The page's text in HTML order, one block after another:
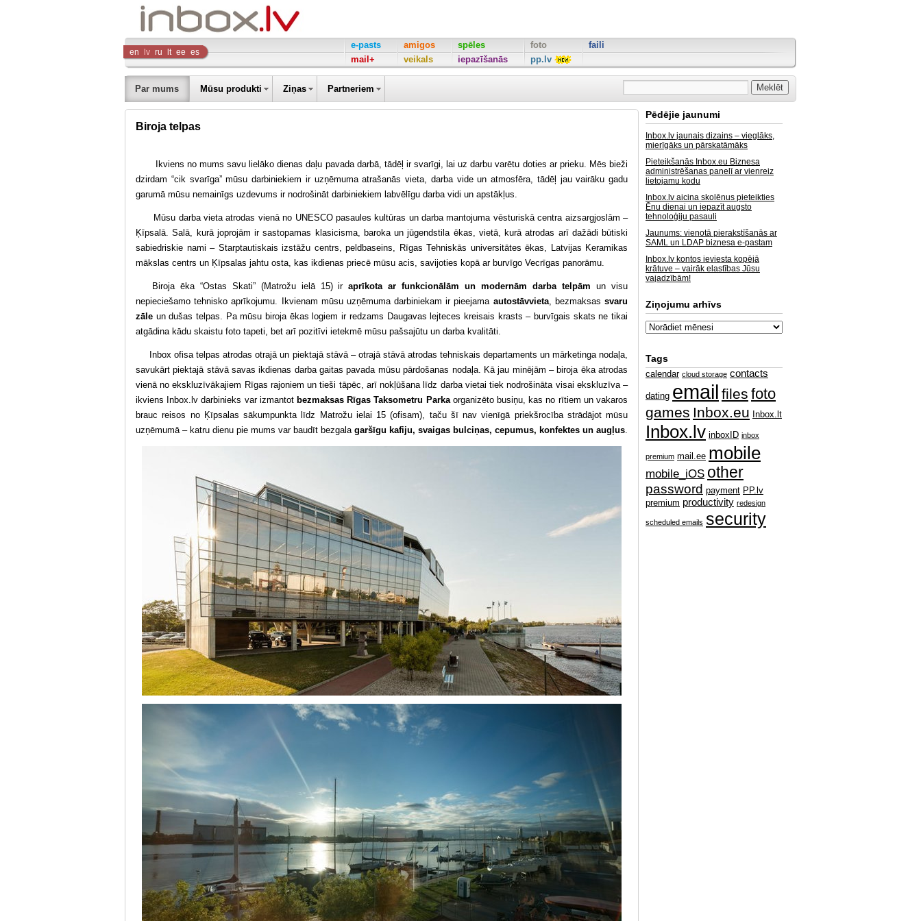
Inbox
Company
en lv ru lt ee es
e-pasts
mail+
amigos
veikals
spēles
iepazīšanās
foto
pp.lv
faili
Par mums Mūsu produkti Ziņas Partneriem
Biroja telpas
Ikviens no mums savu lielāko dienas daļu pavada darbā, tādēļ ir svarīgi, lai uz darbu varētu doties ar prieku. Mēs bieži
dzirdam “cik svarīga” mūsu darbiniekiem ir uzņēmuma atrašanās vieta, darba vide un atmosfēra, tādēļ jau vairāku gadu
garumā mūsu nemainīgs uzdevums ir nodrošināt darbiniekiem labvēlīgu darba vidi un apstākļus.
Mūsu darba vieta atrodas vienā no UNESCO pasaules kultūras un darba mantojuma vēsturiskā centra aizsargjoslām –
Ķīpsalā. Salā, kurā joprojām ir sastopamas klasicisma, baroka un jūgendstila ēkas, vietā, kurā atrodas arī dažādi būtiski
sabiedriskie nami – Starptautiskais izstāžu centrs, peldbaseins, Rīgas Tehniskās universitātes ēkas, Latvijas Keramikas
mākslas centrs un Ķīpsalas jahtu osta, kas ikdienas priecē mūsu acis, savijoties kopā ar burvīgo Vecrīgas panorāmu.
Biroja ēka “Ostas Skati” (Matrožu ielā 15) iraprīkota ar funkcionālām un modernām darba telpām un visu
nepieciešamo tehnisko aprīkojumu. Ikvienam mūsu uzņēmuma darbiniekam ir pieejama autostāvvieta, bezmaksassvaru
zāle un dušas telpas. Pa mūsu biroja ēkas logiem ir redzams Daugavas lejteces kreisais krasts – burvīgais skats ne tikai
atgādina kādu skaistu foto tapeti, bet arī pozitīvi ietekmē mūsu pašsajūtu un darba kvalitāti.
Inbox ofisa telpas atrodas otrajā un piektajā stāvā – otrajā stāvā atrodas tehniskais departaments un mārketinga nodaļa,
savukārt piektajā stāvā savas ikdienas darba gaitas pavada mūsu pārdošanas nodaļa. Kā jau minējām – biroja ēka atrodas
vienā no ekskluzīvākajiem Rīgas rajoniem un tieši tāpēc, arī nokļūšana līdz darba vietai tiek nodrošināta visai ekskluzīva –
ikviens Inbox.lv darbinieks var izmantot bezmaksas Rīgas Taksometru Parkaorganizēto busiņu, kas no rītiem un vakaros
brauc reisos no Ķīpsalas sākumpunkta līdz Matrožu ielai 15 (ofisam), taču šī nav vienīgā priekšrocība strādājot mūsu
uzņēmumā – katru dienu pie mums var baudīt bezgala garšīgu kafiju, svaigas bulciņas, cepumus, konfektes un augļus.
Pēdējie jaunumi
Inbox.lv jaunais dizains – vieglāks,
mierīgāks un pārskatāmāks
Pieteikšanās Inbox.eu Biznesa
administrēšanas panelī ar vienreiz
lietojamu kodu
Inbox.lv aicina skolēnus pieteikties
Ēnu dienai un iepazīt augsto
tehnoloģiju pasauli
Jaunums: vienotā pierakstīšanās ar
SAML un LDAP biznesa e-pastam
Inbox.lv kontos ieviesta kopējā
krātuve – vairāk elastības Jūsu
vajadzībām!
Ziņojumu arhīvs
Tags
calendar cloud storage contacts
dating email files foto
games Inbox.eu Inbox.lt
Inbox.lv inboxID inbox
premium mail.ee mobile
mobile_iOS other
password payment PP.lv
premium productivity redesign
scheduled emails security